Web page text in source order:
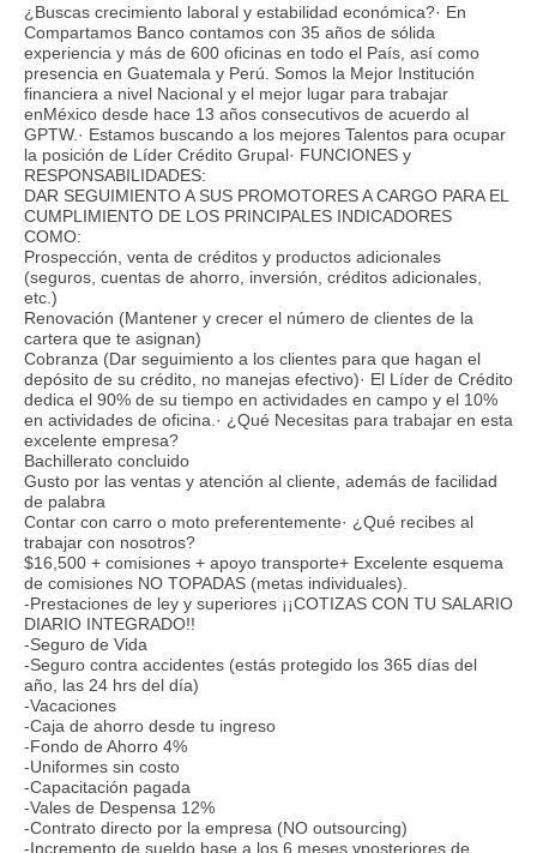
¿Buscas crecimiento laboral y estabilidad económica?· En
Compartamos Banco contamos con 35 años de sólida
experiencia y más de 600 oficinas en todo el País, así como
presencia en Guatemala y Perú. Somos la Mejor Institución
financiera a nivel Nacional y el mejor lugar para trabajar
enMéxico desde hace 13 años consecutivos de acuerdo al
GPTW.· Estamos buscando a los mejores Talentos para ocupar
la posición de Líder Crédito Grupal· FUNCIONES y
RESPONSABILIDADES:
DAR SEGUIMIENTO A SUS PROMOTORES A CARGO PARA EL
CUMPLIMIENTO DE LOS PRINCIPALES INDICADORES
COMO:
Prospección, venta de créditos y productos adicionales
(seguros, cuentas de ahorro, inversión, créditos adicionales,
etc.)
Renovación (Mantener y crecer el número de clientes de la
cartera que te asignan)
Cobranza (Dar seguimiento a los clientes para que hagan el
depósito de su crédito, no manejas efectivo)· El Líder de Crédito
dedica el 90% de su tiempo en actividades en campo y el 10%
en actividades de oficina.· ¿Qué Necesitas para trabajar en esta
excelente empresa?
Bachillerato concluido
Gusto por las ventas y atención al cliente, además de facilidad
de palabra
Contar con carro o moto preferentemente· ¿Qué recibes al
trabajar con nosotros?
$16,500 + comisiones + apoyo transporte+ Excelente esquema
de comisiones NO TOPADAS (metas individuales).
-Prestaciones de ley y superiores ¡¡COTIZAS CON TU SALARIO
DIARIO INTEGRADO!!
-Seguro de Vida
-Seguro contra accidentes (estás protegido los 365 días del
año, las 24 hrs del día)
-Vacaciones
-Caja de ahorro desde tu ingreso
-Fondo de Ahorro 4%
-Uniformes sin costo
-Capacitación pagada
-Vales de Despensa 12%
-Contrato directo por la empresa (NO outsourcing)
-Incremento de sueldo base a los 6 meses yposteriores de